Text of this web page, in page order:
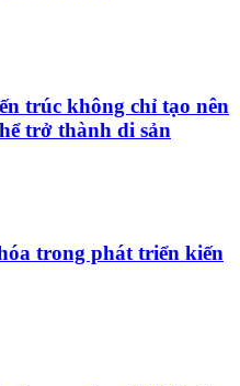
trúc không chỉ tạo nên
trở thành di sản
trong phát triển kiến